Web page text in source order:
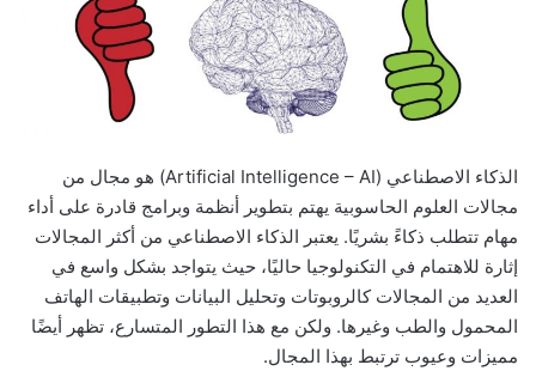
الذكاء الاصطناعي (Artificial Intelligence – AI) هو مجال من
مجالات العلوم الحاسوبية يهتم بتطوير أنظمة وبرامج قادرة على أداء
مهام تتطلب ذكاءً بشريًا. يعتبر الذكاء الاصطناعي من أكثر المجالات
إثارة للاهتمام في التكنولوجيا حاليًا، حيث يتواجد بشكل واسع في
العديد من المجالات كالروبوتات وتحليل البيانات وتطبيقات الهاتف
المحمول والطب وغيرها. ولكن مع هذا التطور المتسارع، تظهر أيضًا
مميزات وعيوب ترتبط بهذا المجال.